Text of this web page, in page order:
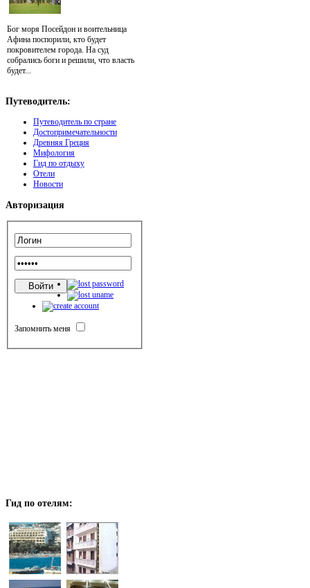
Бог моря Посейдон и воительница
Афина поспорили, кто будет
покровителем города. На суд
собрались боги и решили, что власть
будет...
Путеводитель:
Путеводитель по стране
Достопримечательности
Древняя Греция
Мифология
Гид по отдыху
Отели
Новости
Авторизация
Запомнить меня
Гид по отелям: